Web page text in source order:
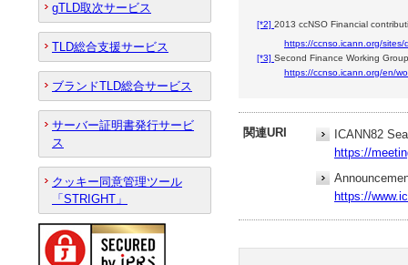
[*2] 2013 ccNSO Financial
https://ccnso.icann.org/
[*3] Second Finance Working
https://ccnso.icann.org/en/
関連URI
ICANN82
https://
https://
gTLD取次サービス
TLD総合支援サービス
ブランドTLD総合サービス
サーバー証明書発行サービ
ス
クッキー同意管理ツール
「STRIGHT」